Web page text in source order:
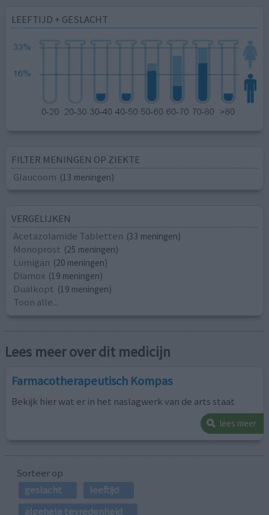
LEEFTIJD + GESLACHT
FILTER MENINGEN OP ZIEKTE
Glaucoom (13 meningen)
VERGELIJKEN
Acetazolamide Tabletten (33 meningen)
Monoprost (25 meningen)
Lumigan (20 meningen)
Diamox (19 meningen)
Dualkopt (19 meningen)
Toon alle...
Lees meer over dit medicijn
Farmacotherapeutisch Kompas
Bekijk hier wat er in het naslagwerk van de arts staat
lees meer
Sorteer op
geslacht
leeftijd
algehele tevredenheid